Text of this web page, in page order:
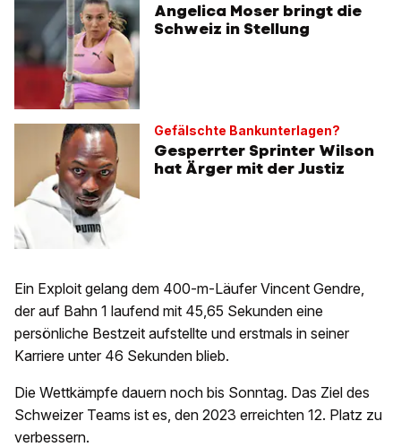
Angelica Moser bringt die
Schweiz in Stellung
Gefälschte Bankunterlagen?
Gesperrter Sprinter Wilson
hat Ärger mit der Justiz
Ein Exploit gelang dem 400-m-Läufer Vincent Gendre,
der auf Bahn 1 laufend mit 45,65 Sekunden eine
persönliche Bestzeit aufstellte und erstmals in seiner
Karriere unter 46 Sekunden blieb.
Die Wettkämpfe dauern noch bis Sonntag. Das Ziel des
Schweizer Teams ist es, den 2023 erreichten 12. Platz zu
verbessern.